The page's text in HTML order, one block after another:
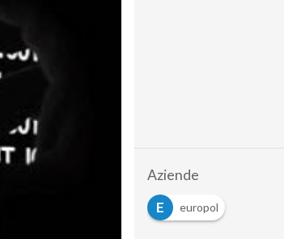
Aziende
E
europol